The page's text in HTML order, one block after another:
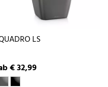
LS
€ 32,99